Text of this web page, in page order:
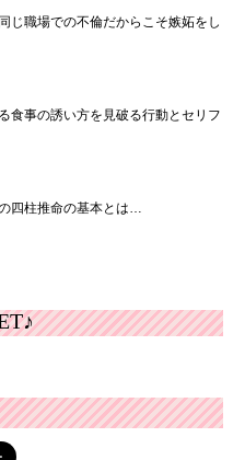
じ職場での不倫だからこそ嫉妬をし
食事の誘い方を見破る行動とセリフ
四柱推命の基本とは…